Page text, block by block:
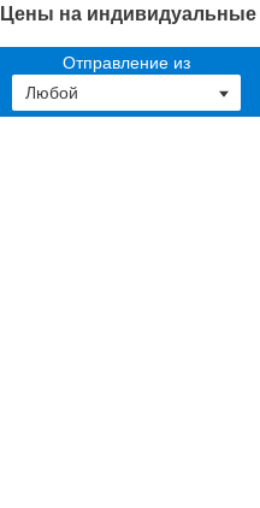
Цены на индивидуальные
Отправление из